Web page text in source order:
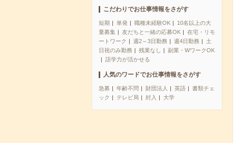
こだわりでお仕事情報をさがす
短期 単発 職種未経験OK
10名以上の大
量募集
友だちと一緒の応募OK
在宅・リモ
ートワーク
週2～3日勤務 週4日勤務
土
日祝のみ勤務
残業なし
副業・WワークOK
語学力が活かせる
人気のワードでお仕事情報をさがす
急募 年齢不問 財団法人 英語
書類チェ
ック
テレビ局 封入 大学